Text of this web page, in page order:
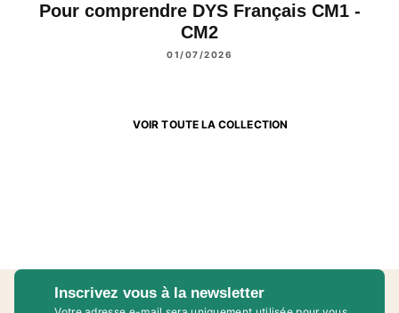
Pour comprendre DYS Français CM1 -
CM2
01/07/2026
VOIR TOUTE LA COLLECTION
Inscrivez vous à la newsletter